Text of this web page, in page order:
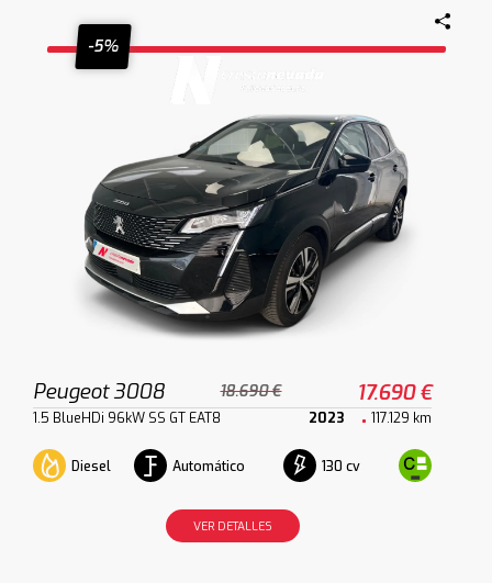
-5%
Peugeot 3008 18.690 € 17.690 €
1.5 BlueHDi 96kW SS GT EAT8 2023 117.129 km
Diesel Automático 130 cv
VER DETALLES